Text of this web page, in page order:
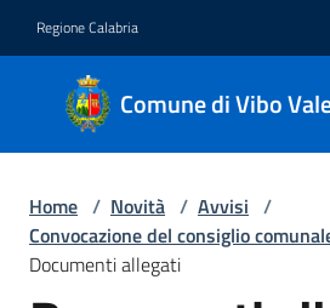
Regione Calabria
Comune di Vibo
Comune
di Vibo
Valentia
Amministrazione
Home / Novità / Avvisi /
Convocazione del consiglio
Documenti allegati